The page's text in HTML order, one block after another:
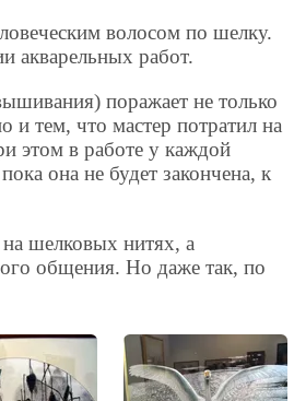
волосом по шелку.
акварельных работ.
поражает не только
тем, что мастер потратил на
этом в работе у каждой
она не будет закончена, к
шелковых нитях, а
общения. Но даже так, по